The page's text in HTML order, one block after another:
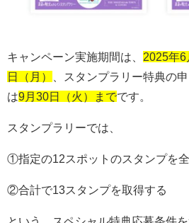
キャンペーン実施期間は、 2025年
日（月）
、スタンプラリー特典の
は9月30日（火）までです。
スタンプラリーでは、
①指定の12スポットのスタンプを
②合計で13スタンプを取得する
という、スペシャル特典応募条件